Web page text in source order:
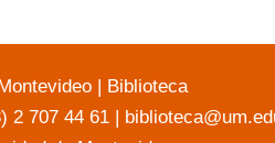
| Biblioteca
2 707 44 61 |